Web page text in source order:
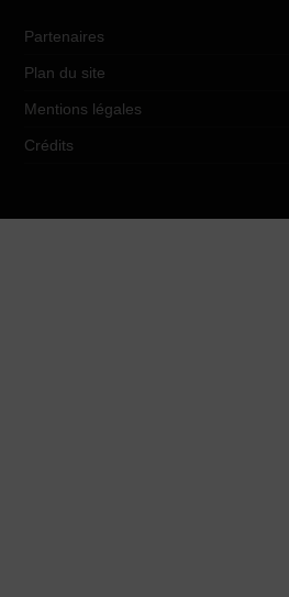
Partenaires
Plan du site
Mentions légales
Crédits